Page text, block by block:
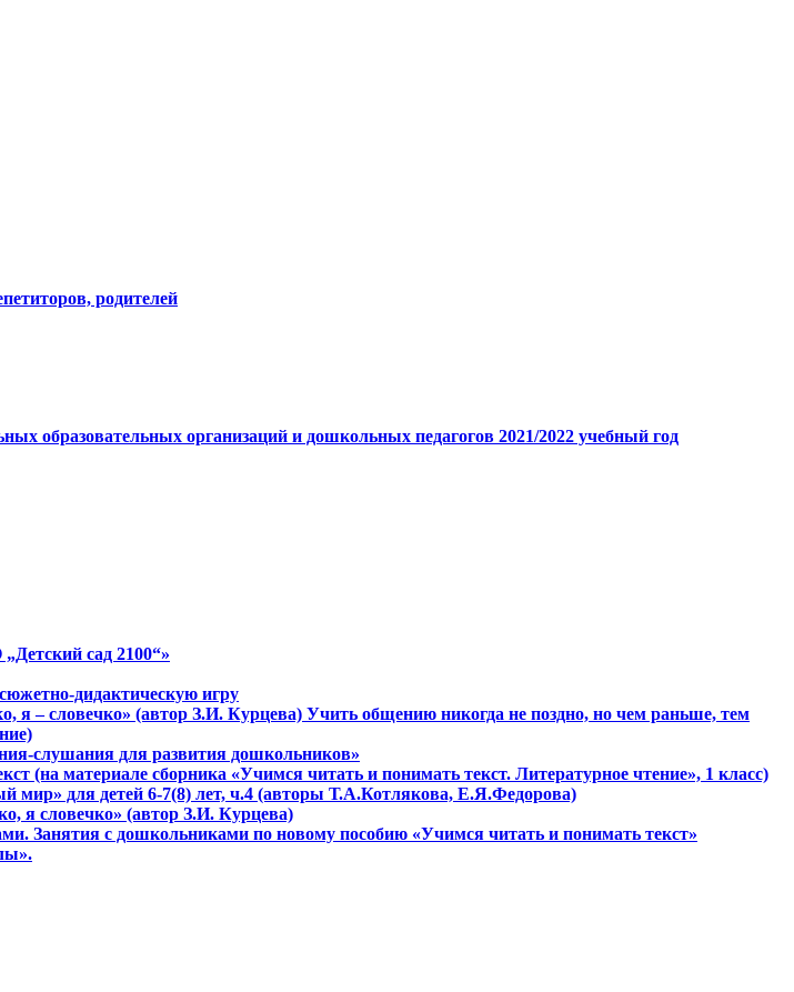
родителей
образовательных организаций и дошкольных педагогов 2021/2022 учебный год
сад 2100“»
дидактическую игру
– словечко» (автор З.И. Курцева) Учить общению никогда не поздно, но чем раньше, тем
слушания для развития дошкольников»
(на материале сборника «Учимся читать и понимать текст. Литературное чтение», 1 класс)
мир» для детей 6-7(8) лет, ч.4 (авторы Т.А.Котлякова, Е.Я.Федорова)
я словечко» (автор З.И. Курцева)
Занятия с дошкольниками по новому пособию «Учимся читать и понимать текст»